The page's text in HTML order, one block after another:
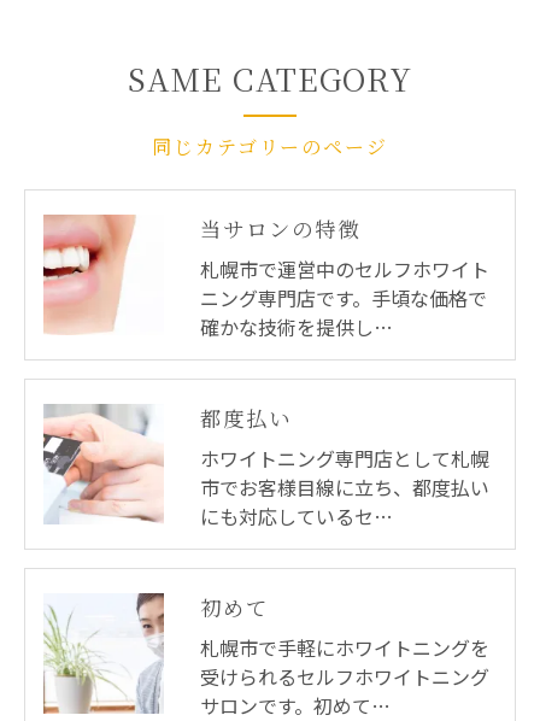
同じカテゴリーのページ
SAME CATEGORY
当サロンの特徴
札幌市で運営中のセルフホワイト
ニング専門店です。手頃な価格で
確かな技術を提供し…
都度払い
ホワイトニング専門店として札幌
市でお客様目線に立ち、都度払い
にも対応しているセ…
初めて
札幌市で手軽にホワイトニングを
受けられるセルフホワイトニング
サロンです。初めて…